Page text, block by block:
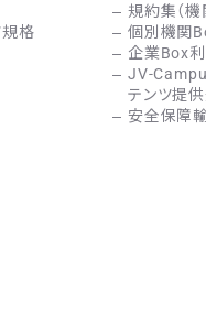
格
規約集（機
個別機関
企業Box
JV-
テンツ提
安全保障